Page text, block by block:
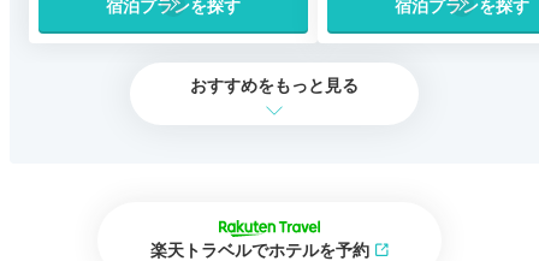
宿泊プランを探す 宿泊プランを探す
おすすめをもっと見る
楽天トラベルでホテルを予約